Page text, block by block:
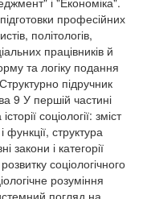
професійних
політологів,
працівників й
та логіку подання
підручник
9 У першій частині
соціології: зміст
функції, структура
закони і категорії
соціологічного
розуміння